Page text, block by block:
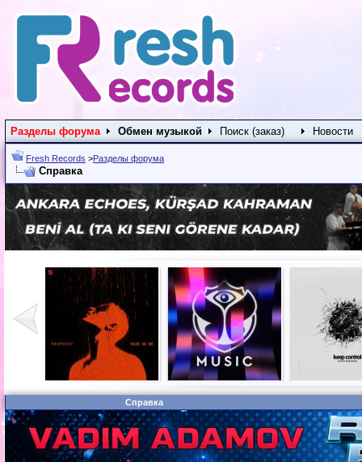
Разделы форума Обмен музыкой Поиск (заказ) Новости
Fresh Records >Разделы форума
Справка
Справка